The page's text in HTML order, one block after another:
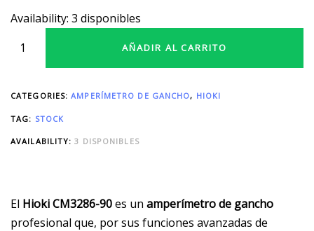
Availability: 3 disponibles
AÑADIR AL CARRITO
CATEGORIES:AMPERÍMETRO DE GANCHO, HIOKI
TAG: STOCK
AVAILABILITY:3 DISPONIBLES
El Hioki CM3286-90es un amperímetro de gancho
profesional que, por sus funciones avanzadas de